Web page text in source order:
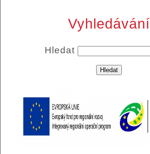
Vyhledávání
Hledat